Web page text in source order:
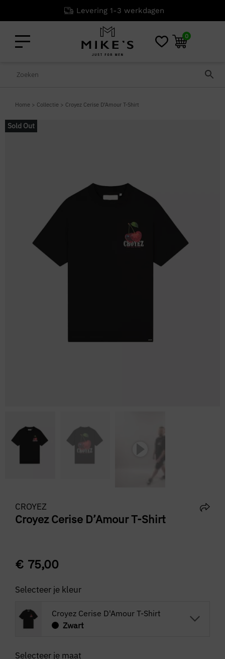
0
Home > Collectie > Croyez Cerise D’Amour T-Shirt
Sold Out
CROYEZ
Croyez Cerise D’Amour T-Shirt
€ 75,00
Selecteer je kleur
Croyez Cerise D'Amour T-Shirt
Zwart